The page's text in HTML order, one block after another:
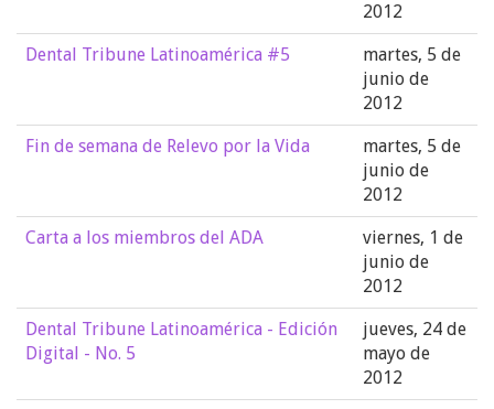
2012
Dental Tribune Latinoamérica #5
martes, 5 de
junio de
2012
Fin de semana de Relevo por la Vida
martes, 5 de
junio de
2012
Carta a los miembros del ADA
viernes, 1 de
junio de
2012
Dental Tribune Latinoamérica - Edición
Digital - No. 5
jueves, 24 de
mayo de
2012